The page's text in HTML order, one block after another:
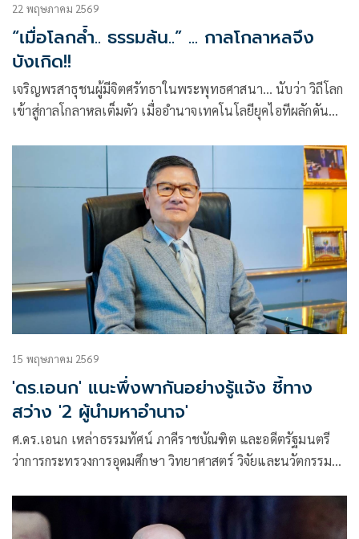
22 พฤษภาคม 2569
“เมื่อโลกล้ำ.. ธรรมล้น..” ... กาลโกลาหลจึง
บังเกิด!!
เจริญพรสาธุชนผู้มีจิตศรัทธาในพระพุทธศาสนา… นับว่า วิถีโลก
เข้าสู่กาลโกลาหลเต็มตัว เมื่ออำนาจเทคโนโลยียุคไอทีผลักดัน
โกลาหลในกระแสสังคมดิจิทัล ที่แม้แต่ ศาสนจักร ยากจะปฏิเสธ
15 พฤษภาคม 2569
'ดร.เอนก' แนะพึ่งพากันอย่างรู้แจ้ง ชี้ทาง
สว่าง '2 ผู้นำมหาอำนาจ'
ศ.ดร.เอนก เหล่าธรรมทัศน์ ภาคีราชบัณฑิต และอดีตรัฐมนตรี
ว่าการกระทรวงการอุดมศึกษา วิทยาศาสตร์ วิจัยและนวัตกรรม